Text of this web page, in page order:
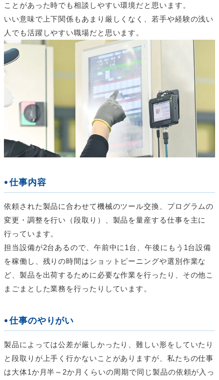
ことがあった時でも相談しやすい環境だと思います。
いい意味で上下関係もあまり厳しくなく、若手や経験の浅い
人でも活躍しやすい職場だと思います。
仕事内容
依頼された製品に合わせて機械のツール交換、プログラムの
変更・調整を行い（段取り）、製品を量産する仕事を主に
行っています。
担当設備が2台あるので、午前中に1台、午後にもう1台設備
を稼働し、残りの時間はショットピーニングや選別作業な
ど、製品を出荷するために必要な作業を行ったり、その他こ
まごまとした業務を行ったりしています。
仕事のやりがい
製品によっては公差が厳しかったり、難しい形をしていたり
と段取りが上手く行かないことがありますが、私たちの仕事
は大体1か月半～2か月くらいの周期で同じ製品の依頼が入っ